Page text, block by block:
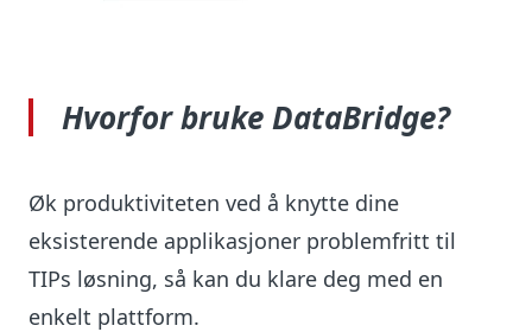
Hvorfor bruke DataBridge?
Øk produktiviteten ved å knytte dine
eksisterende applikasjoner problemfritt til
TIPs løsning, så kan du klare deg med en
enkelt plattform.